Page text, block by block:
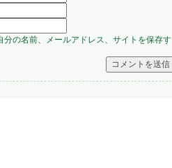
の名前、メールアドレス、サイトを保存す